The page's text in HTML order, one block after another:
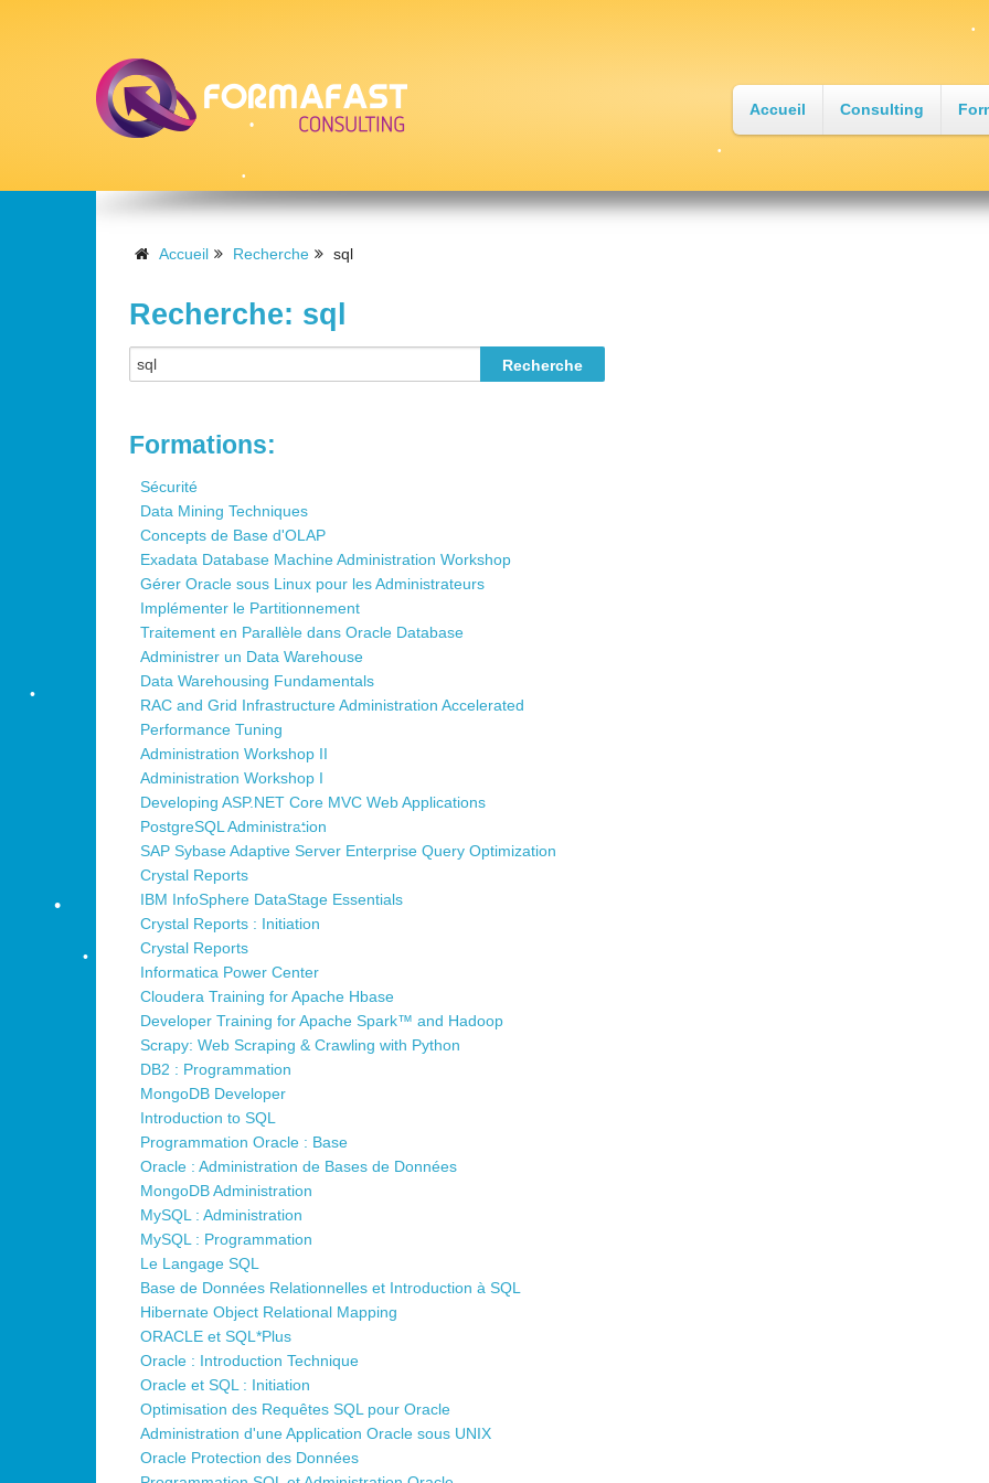
Accueil Consulting
Accueil Recherche sql
Recherche: sql
Formations:
Sécurité
Data Mining Techniques
Concepts de Base d'OLAP
Exadata Database Machine Administration Workshop
Gérer Oracle sous Linux pour les Administrateurs
Implémenter le Partitionnement
Traitement en Parallèle dans Oracle Database
Administrer un Data Warehouse
Data Warehousing Fundamentals
RAC and Grid Infrastructure Administration Accelerated
Performance Tuning
Administration Workshop II
Administration Workshop I
Developing ASP.NET Core MVC Web Applications
PostgreSQL Administration
SAP Sybase Adaptive Server Enterprise Query Optimization
Crystal Reports
IBM InfoSphere DataStage Essentials
Crystal Reports : Initiation
Crystal Reports
Informatica Power Center
Cloudera Training for Apache Hbase
Developer Training for Apache Spark™ and Hadoop
Scrapy: Web Scraping & Crawling with Python
DB2 : Programmation
MongoDB Developer
Introduction to SQL
Programmation Oracle : Base
Oracle : Administration de Bases de Données
MongoDB Administration
MySQL : Administration
MySQL : Programmation
Le Langage SQL
Base de Données Relationnelles et Introduction à SQL
Hibernate Object Relational Mapping
ORACLE et SQL*Plus
Oracle : Introduction Technique
Oracle et SQL : Initiation
Optimisation des Requêtes SQL pour Oracle
Administration d'une Application Oracle sous UNIX
Oracle Protection des Données
•
•
•
•
•
•